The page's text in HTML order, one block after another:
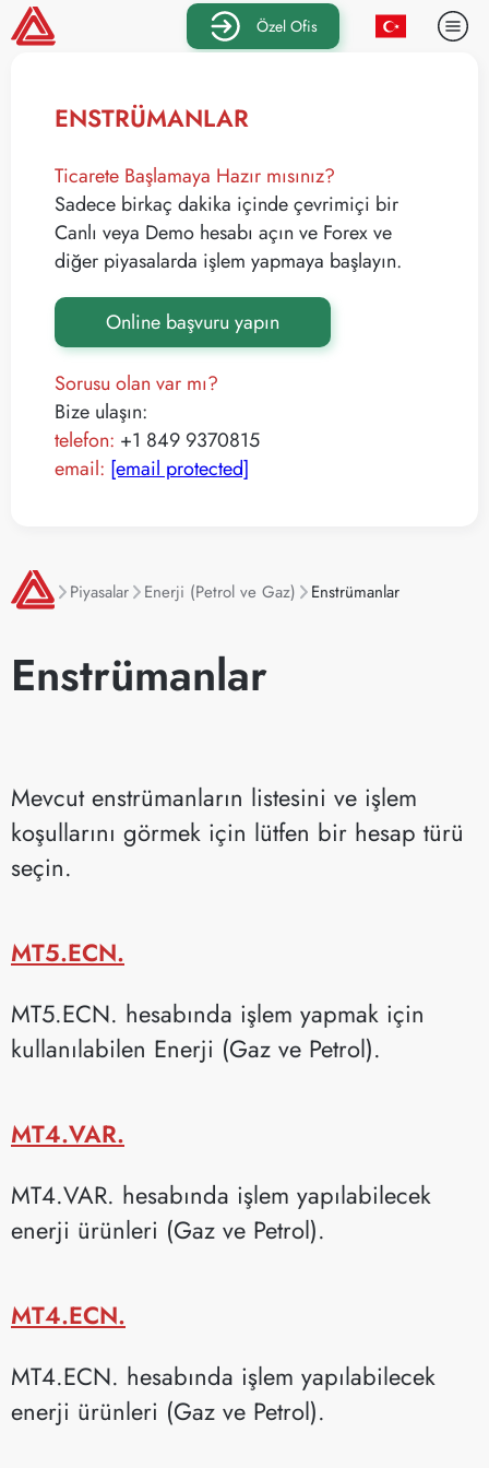
Özel Ofis
ENSTRÜMANLAR
Ticarete Başlamaya Hazır mısınız?
Sadece birkaç dakika içinde çevrimiçi bir
Canlı veya Demo hesabı açın ve Forex ve
diğer piyasalarda işlem yapmaya başlayın.
Online başvuru yapın
Sorusu olan var mı?
Bize ulaşın:
telefon: +1 849 9370815
email: [email protected]
Piyasalar Enerji (Petrol ve Gaz) Enstrümanlar
Enstrümanlar
Mevcut enstrümanların listesini ve işlem
koşullarını görmek için lütfen bir hesap türü
seçin.
MT5.ECN.
MT5.ECN. hesabında işlem yapmak için
kullanılabilen Enerji (Gaz ve Petrol).
MT4.VAR.
MT4.VAR. hesabında işlem yapılabilecek
enerji ürünleri (Gaz ve Petrol).
MT4.ECN.
MT4.ECN. hesabında işlem yapılabilecek
enerji ürünleri (Gaz ve Petrol).